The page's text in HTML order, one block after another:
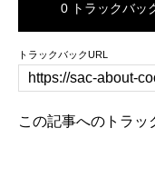
0 トラックバッ
トラックバックURL
この記事へのトラッ